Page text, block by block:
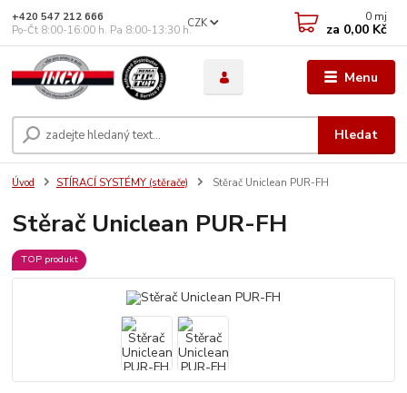
Menu
CZK
Hledat
+420 547 212 666
Po-Čt 8:00-16:00 h. Pa 8:00-13:30 h.
0 mj
za 0,00 Kč
Úvod STÍRACÍ SYSTÉMY (stěrače) Stěrač Uniclean PUR-FH
Stěrač Uniclean PUR-FH
TOP produkt